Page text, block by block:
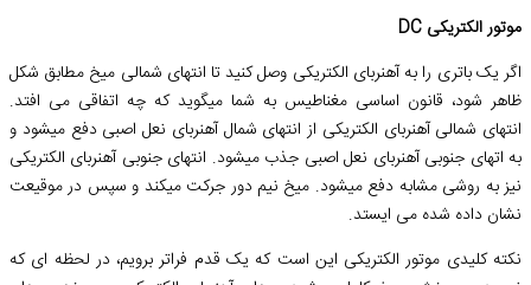
موتور الکتریکی DC
اگر یک باتری را به آهنربای الکتریکی وصل کنید تا انتهای شمالی میخ مطابق شکل
ظاهر شود، قانون اساسی مغناطیس به شما میگوید که چه اتفاقی می افتد.
انتهای شمالی آهنربای الکتریکی از انتهای شمال آهنربای نعل اصبی دفع میشود و
به اتهای جنوبی آهنربای نعل اصبی جذب میشود. انتهای جنوبی آهنربای الکتریکی
نیز به روشی مشابه دفع میشود. میخ نیم دور جرکت میکند و سپس در موقیعت
نشان داده شده می ایستد.
نکته کلیدی موتور الکتریکی این است که یک قدم فراتر برویم، در لحظه ای که